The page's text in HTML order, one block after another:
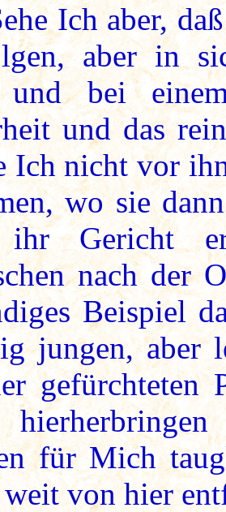
Ich aber,
aber in
bei
und das
Ich nicht vor
wo sie
Gericht
nach der
Beispiel
jungen, aber
gefürchteten
für Mich
von hier